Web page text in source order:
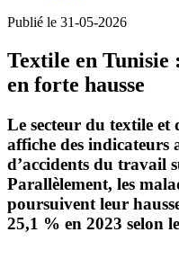
Publié le 31-05-2026
Textile en Tunisie
en forte hausse
Le secteur du textile et
affiche des indicateurs
d’accidents du travail
Parallèlement, les
poursuivent leur
25,1 % en 2023 selon